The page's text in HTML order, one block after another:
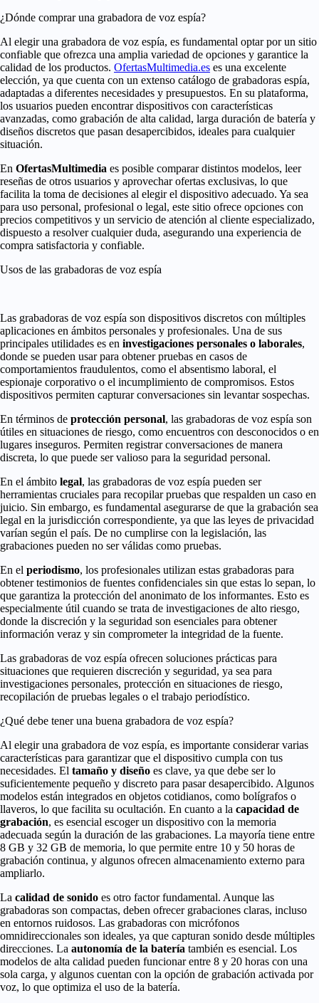
¿Dónde comprar una grabadora de voz espía?
Al elegir una grabadora de voz espía, es fundamental optar por un sitio
confiable que ofrezca una amplia variedad de opciones y garantice la
calidad de los productos. OfertasMultimedia.es es una excelente
elección, ya que cuenta con un extenso catálogo de grabadoras espía,
adaptadas a diferentes necesidades y presupuestos. En su plataforma,
los usuarios pueden encontrar dispositivos con características
avanzadas, como grabación de alta calidad, larga duración de batería y
diseños discretos que pasan desapercibidos, ideales para cualquier
situación.
En OfertasMultimedia es posible comparar distintos modelos, leer
reseñas de otros usuarios y aprovechar ofertas exclusivas, lo que
facilita la toma de decisiones al elegir el dispositivo adecuado. Ya sea
para uso personal, profesional o legal, este sitio ofrece opciones con
precios competitivos y un servicio de atención al cliente especializado,
dispuesto a resolver cualquier duda, asegurando una experiencia de
compra satisfactoria y confiable.
Usos de las grabadoras de voz espía
Las grabadoras de voz espía son dispositivos discretos con múltiples
aplicaciones en ámbitos personales y profesionales. Una de sus
principales utilidades es en investigaciones personales o laborales,
donde se pueden usar para obtener pruebas en casos de
comportamientos fraudulentos, como el absentismo laboral, el
espionaje corporativo o el incumplimiento de compromisos. Estos
dispositivos permiten capturar conversaciones sin levantar sospechas.
En términos de protección personal, las grabadoras de voz espía son
útiles en situaciones de riesgo, como encuentros con desconocidos o en
lugares inseguros. Permiten registrar conversaciones de manera
discreta, lo que puede ser valioso para la seguridad personal.
En el ámbito legal, las grabadoras de voz espía pueden ser
herramientas cruciales para recopilar pruebas que respalden un caso en
juicio. Sin embargo, es fundamental asegurarse de que la grabación sea
legal en la jurisdicción correspondiente, ya que las leyes de privacidad
varían según el país. De no cumplirse con la legislación, las
grabaciones pueden no ser válidas como pruebas.
En el periodismo, los profesionales utilizan estas grabadoras para
obtener testimonios de fuentes confidenciales sin que estas lo sepan, lo
que garantiza la protección del anonimato de los informantes. Esto es
especialmente útil cuando se trata de investigaciones de alto riesgo,
donde la discreción y la seguridad son esenciales para obtener
información veraz y sin comprometer la integridad de la fuente.
Las grabadoras de voz espía ofrecen soluciones prácticas para
situaciones que requieren discreción y seguridad, ya sea para
investigaciones personales, protección en situaciones de riesgo,
recopilación de pruebas legales o el trabajo periodístico.
¿Qué debe tener una buena grabadora de voz espía?
Al elegir una grabadora de voz espía, es importante considerar varias
características para garantizar que el dispositivo cumpla con tus
necesidades. El tamaño y diseño es clave, ya que debe ser lo
suficientemente pequeño y discreto para pasar desapercibido. Algunos
modelos están integrados en objetos cotidianos, como bolígrafos o
llaveros, lo que facilita su ocultación. En cuanto a la capacidad de
grabación, es esencial escoger un dispositivo con la memoria
adecuada según la duración de las grabaciones. La mayoría tiene entre
8 GB y 32 GB de memoria, lo que permite entre 10 y 50 horas de
grabación continua, y algunos ofrecen almacenamiento externo para
ampliarlo.
La calidad de sonido es otro factor fundamental. Aunque las
grabadoras son compactas, deben ofrecer grabaciones claras, incluso
en entornos ruidosos. Las grabadoras con micrófonos
omnidireccionales son ideales, ya que capturan sonido desde múltiples
direcciones. La autonomía de la batería también es esencial. Los
modelos de alta calidad pueden funcionar entre 8 y 20 horas con una
sola carga, y algunos cuentan con la opción de grabación activada por
voz, lo que optimiza el uso de la batería.